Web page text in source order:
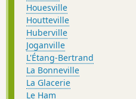
Houesville
Houtteville
Huberville
Joganville
L'Étang-Bertrand
La Bonneville
La Glacerie
Le Ham